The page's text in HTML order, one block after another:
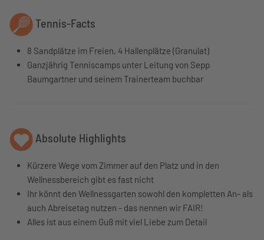
Tennis-Facts
8 Sandplätze im Freien, 4 Hallenplätze (Granulat)
Ganzjährig Tenniscamps unter Leitung von Sepp
Baumgartner und seinem Trainerteam buchbar
Absolute Highlights
Kürzere Wege vom Zimmer auf den Platz und in den
Wellnessbereich gibt es fast nicht
Ihr könnt den Wellnessgarten sowohl den kompletten An- als
auch Abreisetag nutzen - das nennen wir FAIR!
Alles ist aus einem Guß mit viel Liebe zum Detail